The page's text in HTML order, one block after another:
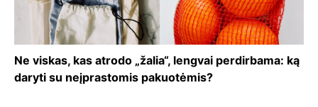
Ne viskas, kas atrodo „žalia“, lengvai perdirbama: ką
daryti su neįprastomis pakuotėmis?